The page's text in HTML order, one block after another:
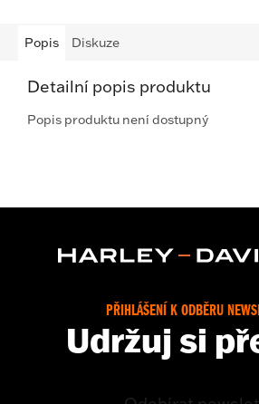
Popis Diskuze
Detailní popis produktu
Popis produktu není dostupný
PŘIHLÁŠENÍ K ODBĚRU
Udržuj si